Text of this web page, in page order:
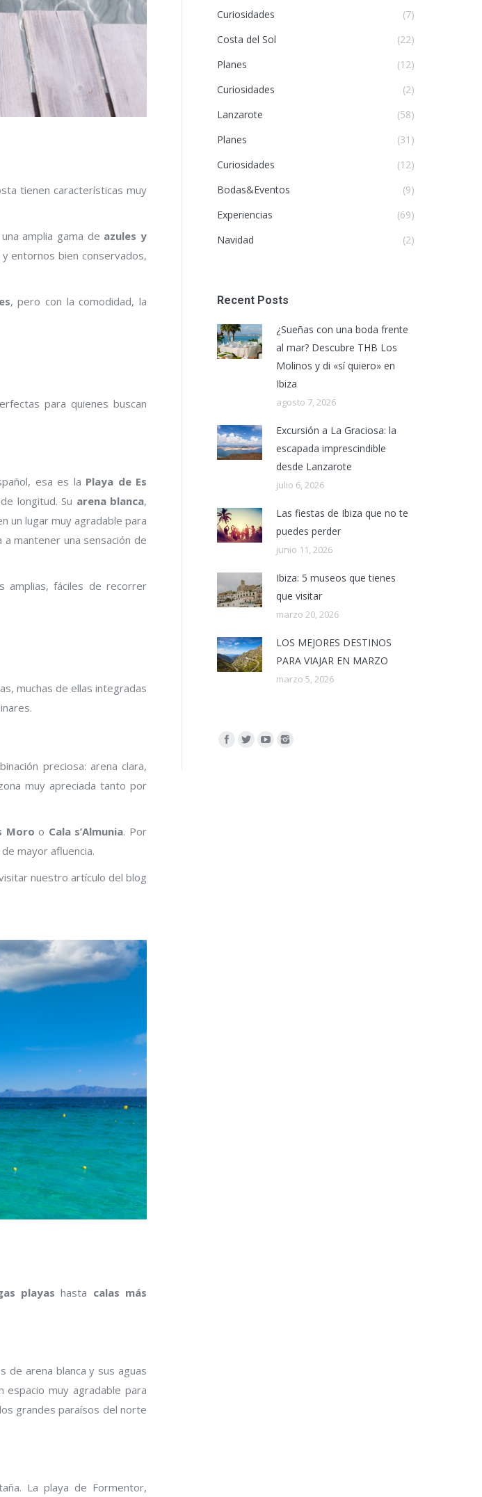
tienen características muy
amplia gama de azules y
entornos bien conservados,
, pero con la comodidad, la
para quienes buscan
esa es la Playa de Es
longitud. Su arena blanca,
un lugar muy agradable para
a mantener una sensación de
amplias, fáciles de recorrer
muchas de ellas integradas
preciosa: arena clara,
muy apreciada tanto por
Moro o Cala s’Almunia. Por
mayor afluencia.
nuestro artículo del blog
playas hasta calas más
de arena blanca y sus aguas
espacio muy agradable para
grandes paraísos del norte
La playa de Formentor,
Curiosidades
(7)
Costa del Sol
(22)
Planes
(12)
Curiosidades
(2)
Lanzarote
(58)
Planes
(31)
Curiosidades
(12)
Bodas&Eventos
(9)
Experiencias
(69)
Navidad
(2)
Recent Posts
¿Sueñas con una boda frente
al mar? Descubre THB Los
Molinos y di «sí quiero» en
Ibiza
agosto 7, 2026
Excursión a La Graciosa: la
escapada imprescindible
desde Lanzarote
julio 6, 2026
Las fiestas de Ibiza que no te
puedes perder
junio 11, 2026
Ibiza: 5 museos que tienes
que visitar
marzo 20, 2026
LOS MEJORES DESTINOS
PARA VIAJAR EN MARZO
marzo 5, 2026
Encuéntranos en: